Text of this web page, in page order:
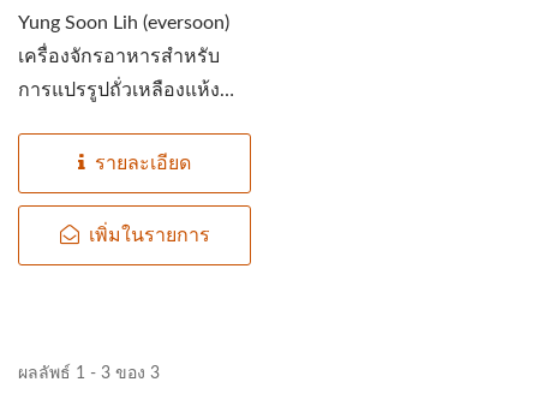
Yung Soon Lih (eversoon)
เครื่องจักรอาหารสำหรับ
การแปรรูปถั่วเหลืองแห้ง
สมัยด้วยความสามารถใน
การแปรรูป...
รายละเอียด
เพิ่มในรายการ
ผลลัพธ์ 1 - 3 ของ 3